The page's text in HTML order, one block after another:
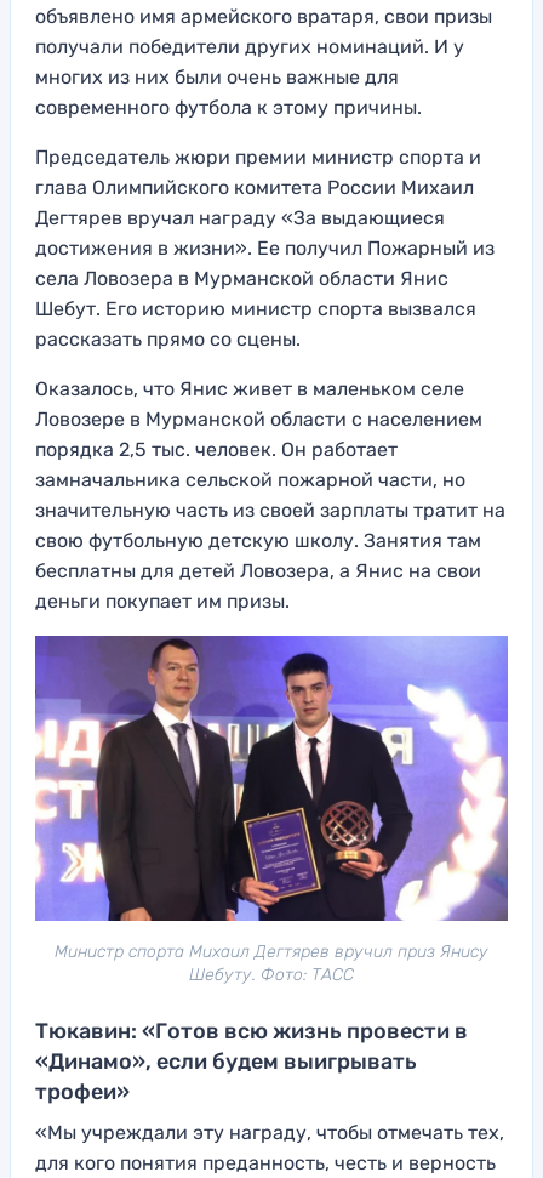
объявлено имя армейского вратаря, свои призы
получали победители других номинаций. И у
многих из них были очень важные для
современного футбола к этому причины.
Председатель жюри премии министр спорта и
глава Олимпийского комитета России Михаил
Дегтярев вручал награду «За выдающиеся
достижения в жизни». Ее получил Пожарный из
села Ловозера в Мурманской области Янис
Шебут. Его историю министр спорта вызвался
рассказать прямо со сцены.
Оказалось, что Янис живет в маленьком селе
Ловозере в Мурманской области с населением
порядка 2,5 тыс. человек. Он работает
замначальника сельской пожарной части, но
значительную часть из своей зарплаты тратит на
свою футбольную детскую школу. Занятия там
бесплатны для детей Ловозера, а Янис на свои
деньги покупает им призы.
Министр спорта Михаил Дегтярев вручил приз Янису
Шебуту. Фото: ТАСС
Тюкавин: «Готов всю жизнь провести в
«Динамо», если будем выигрывать
трофеи»
«Мы учреждали эту награду, чтобы отмечать тех,
для кого понятия преданность, честь и верность